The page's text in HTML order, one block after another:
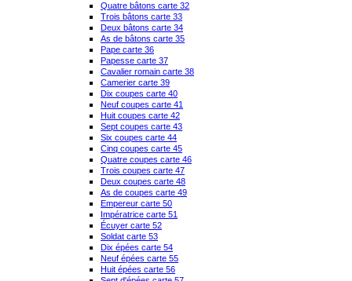
Quatre bâtons carte 32
Trois bâtons carte 33
Deux bâtons carte 34
As de bâtons carte 35
Pape carte 36
Papesse carte 37
Cavalier romain carte 38
Camerier carte 39
Dix coupes carte 40
Neuf coupes carte 41
Huit coupes carte 42
Sept coupes carte 43
Six coupes carte 44
Cinq coupes carte 45
Quatre coupes carte 46
Trois coupes carte 47
Deux coupes carte 48
As de coupes carte 49
Empereur carte 50
Impératrice carte 51
Écuyer carte 52
Soldat carte 53
Dix épées carte 54
Neuf épées carte 55
Huit épées carte 56